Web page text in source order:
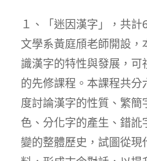
１、「迷因漢字」，共
文學系黃庭頎老師開設
識漢字的特性與發展，
的先修課程。本課程共分
度討論漢字的性質、繁
色、分化字的產生、錯
變的整體歷史，試圖從